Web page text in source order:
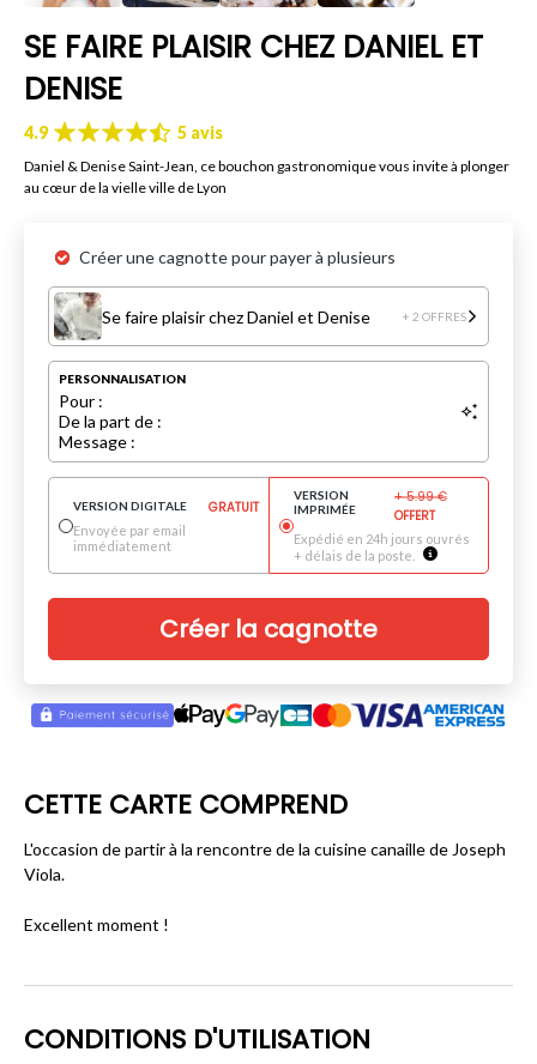
SE FAIRE PLAISIR CHEZ DANIEL ET
DENISE
4.9 5 avis
Daniel & Denise Saint-Jean, ce bouchon gastronomique vous invite à plonger
au cœur de la vielle ville de Lyon
Créer une cagnotte pour payer à plusieurs
Se faire plaisir chez Daniel et Denise + 2 OFFRES
PERSONNALISATION
Pour :
De la part de :
Message :
VERSION DIGITALE GRATUIT
Envoyée par email
immédiatement
VERSION
IMPRIMÉE
+5.99 €
OFFERT
Expédié en 24h jours ouvrés
+ délais de la poste.
Créer la cagnotte
CETTE CARTE COMPREND
L'occasion de partir à la rencontre de la cuisine canaille de Joseph
Viola.
Excellent moment !
CONDITIONS D'UTILISATION